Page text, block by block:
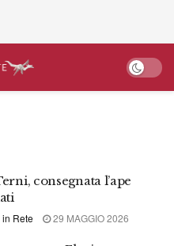
consegnata l’ape
in Rete 29 MAGGIO 2026